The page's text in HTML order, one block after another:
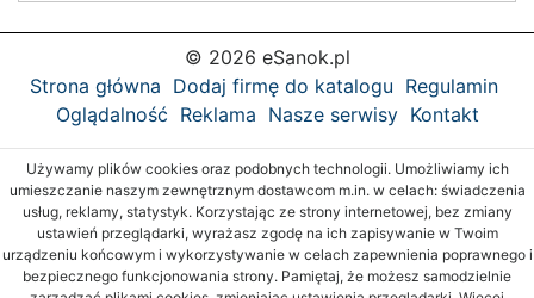
© 2026 eSanok.pl
Strona główna Dodaj firmę do katalogu Regulamin
Oglądalność Reklama Nasze serwisy Kontakt
Używamy plików cookies oraz podobnych technologii. Umożliwiamy ich
umieszczanie naszym zewnętrznym dostawcom m.in. w celach: świadczenia
usług, reklamy, statystyk. Korzystając ze strony internetowej, bez zmiany
ustawień przeglądarki, wyrażasz zgodę na ich zapisywanie w Twoim
urządzeniu końcowym i wykorzystywanie w celach zapewnienia poprawnego i
bezpiecznego funkcjonowania strony. Pamiętaj, że możesz samodzielnie